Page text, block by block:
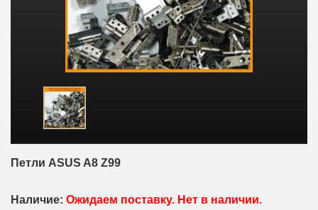
Петли ASUS A8 Z99
Наличие: Ожидаем поставку. Нет в наличии.